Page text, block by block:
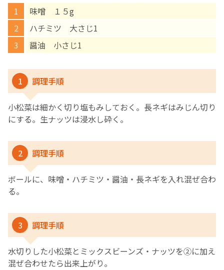
味噌 １５g
ハチミツ 大さじ1
醤油 小さじ1
1 調理手順
小松菜は細かく切り塩もみしておく。長ネギはみじん切り
にする。生ナッツは浸水し砕く。
2 調理手順
ボールに、味噌・ハチミツ・醤油・長ネギを入れ混ぜ合わ
る。
3 調理手順
水切りした小松菜とミックスビーンズ・ナッツを②に加え
混ぜ合わせたら出来上がり。
English Page